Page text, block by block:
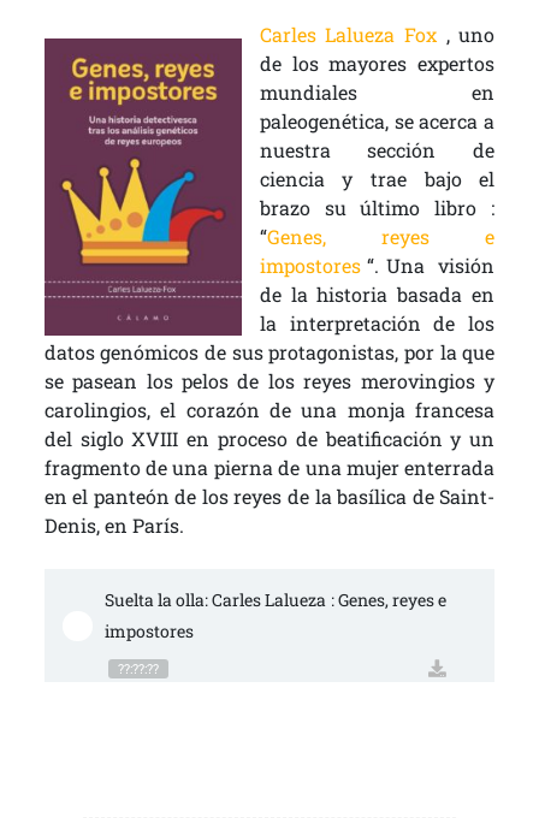
Carles Lalueza Fox , uno
de los mayores expertos
mundiales en
paleogenética, se acerca a
nuestra sección de
ciencia y trae bajo el
brazo su último libro :
“Genes, reyes e
impostores“. Una visión
de la historia basada en
la interpretación de los
datos genómicos de sus protagonistas, por la que
se pasean los pelos de los reyes merovingios y
carolingios, el corazón de una monja francesa
del siglo XVIII en proceso de beatificación y un
fragmento de una pierna de una mujer enterrada
en el panteón de los reyes de la basílica de Saint-
Denis, en París.
Suelta la olla: Carles Lalueza : Genes, reyes e
impostores
??:??:??